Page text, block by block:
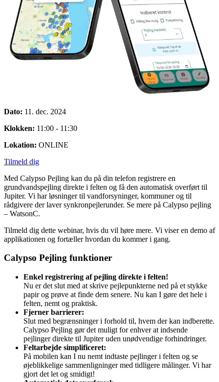
Dato: 11. dec. 2024
Klokken: 11:00 - 11:30
Lokation: ONLINE
Tilmeld dig
Med Calypso Pejling kan du på din telefon registrere en
grundvandspejling direkte i felten og få den automatisk overført til
Jupiter. Vi har løsninger til vandforsyninger, kommuner og til
rådgivere der laver synkronpejlerunder. Se mere på Calypso pejling
– WatsonC.
Tilmeld dig dette webinar, hvis du vil høre mere. Vi viser en demo af
applikationen og fortæller hvordan du kommer i gang.
Calypso Pejling funktioner
Enkel registrering af pejling direkte i felten!
Nu er det slut med at skrive pejlepunkterne ned på et stykke
papir og prøve at finde dem senere. Nu kan I gøre det hele i
felten, nemt og praktisk.
Fjerner barrierer:
Slut med begrænsninger i forhold til, hvem der kan indberette.
Calypso Pejling gør det muligt for enhver at indsende
pejlinger direkte til Jupiter uden unødvendige forhindringer.
Feltarbejde simplificeret:
På mobilen kan I nu nemt indtaste pejlinger i felten og se
øjeblikkelige sammenligninger med tidligere målinger. Vi har
gjort det let og smidigt!